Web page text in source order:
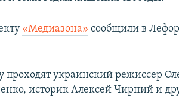
«Медиазона» сообщили в
проходят украинский режиссер
историк Алексей Чирний и